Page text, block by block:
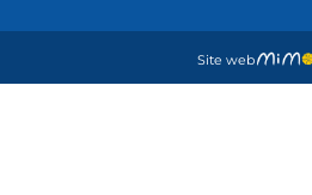
Site web